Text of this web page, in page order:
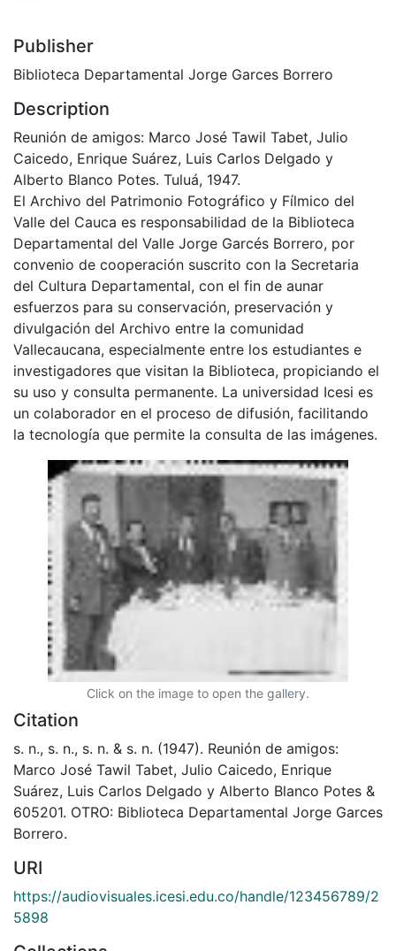
Publisher
Biblioteca Departamental Jorge Garces Borrero
Description
Reunión de amigos: Marco José Tawil Tabet, Julio
Caicedo, Enrique Suárez, Luis Carlos Delgado y
Alberto Blanco Potes. Tuluá, 1947.
El Archivo del Patrimonio Fotográfico y Fílmico del
Valle del Cauca es responsabilidad de la Biblioteca
Departamental del Valle Jorge Garcés Borrero, por
convenio de cooperación suscrito con la Secretaria
del Cultura Departamental, con el fin de aunar
esfuerzos para su conservación, preservación y
divulgación del Archivo entre la comunidad
Vallecaucana, especialmente entre los estudiantes e
investigadores que visitan la Biblioteca, propiciando el
su uso y consulta permanente. La universidad Icesi es
un colaborador en el proceso de difusión, facilitando
la tecnología que permite la consulta de las imágenes.
Click on the image to open the gallery.
Citation
s. n., s. n., s. n. & s. n. (1947). Reunión de amigos:
Marco José Tawil Tabet, Julio Caicedo, Enrique
Suárez, Luis Carlos Delgado y Alberto Blanco Potes &
605201. OTRO: Biblioteca Departamental Jorge Garces
Borrero.
URI
https://audiovisuales.icesi.edu.co/handle/123456789/2
5898